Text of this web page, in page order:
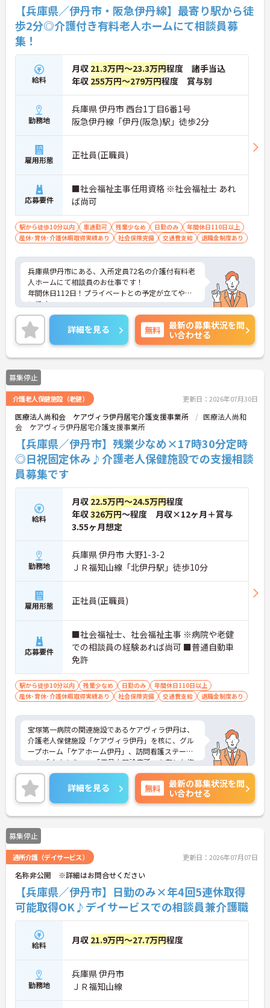
【兵庫県／伊丹市・阪急伊丹線】最寄り駅から徒
歩2分◎介護付き有料老人ホームにて相談員募
集！
給料
月収 21.3万円～23.3万円程度 諸手当込
年収 255万円～279万円程度 賞与別
勤務地
兵庫県 伊丹市 西台1丁目6番1号
阪急伊丹線「伊丹(阪急)駅」徒歩2分
雇用形態 正社員(正職員)
応募要件
■社会福祉主事任用資格 ※社会福祉士 あれ
ば尚可
駅から徒歩10分以内 車通勤可 残業少なめ 日勤のみ
年間休日110日以上
産休･育休･介護休暇取得実績あり
社会保険完備 交通費支給 退職金制度あり
兵庫県伊丹市にある、入所定員72名の介護付有料老
人ホームにて相談員のお仕事です！
年間休日112日！プライベートとの予定が立てやす
いです。
また、最寄り駅から徒歩2分と駅チカですので、通
勤ラクラクです。
ご興味がある方は是非一度マイナビまでお問い合わ
せください！さらに詳細などお伝えします！
詳細を見る 無料
最新の募集状況を問
い合わせる
募集停止
介護老人保健施設（老健） 更新日：2026年07月30日
医療法人尚和会 ケアヴィラ伊丹居宅介護支援事業所
医療法人尚和
会 ケアヴィラ伊丹居宅介護支援事業所
【兵庫県／伊丹市】残業少なめ×17時30分定時
◎日祝固定休み♪介護老人保健施設での支援相談
員募集です
給料
月収 22.5万円～24.5万円程度
年収326万円～程度 月収×12ヶ月＋賞与
3.55ヶ月想定
勤務地
兵庫県 伊丹市 大野1-3-2
ＪＲ福知山線「北伊丹駅」徒歩10分
雇用形態 正社員(正職員)
応募要件
■社会福祉士、社会福祉主事 ※病院や老健
での相談員の経験あれば尚可 ■普通自動車
免許
駅から徒歩10分以内 残業少なめ 日勤のみ
年間休日110日以上
産休･育休･介護休暇取得実績あり
社会保険完備 交通費支給 退職金制度あり
宝塚第一病院の関連施設であるケアヴィラ伊丹は、
介護老人保健施設「ケアヴィラ伊丹」を核に、グル
ープホーム「ケアホーム伊丹」、訪問看護ステーシ
ョン「くすのき」、「伊丹大野診療所」を有した複
合型の施設です。「であい、ふれあい、えがおの
輪」をモットーに、人としてのご縁を大切に、スタ
ッフ一同、笑顔の広がる心暖かい介護を目指し、く
つろぎの環境づくりに取り組んでいます。
ご興味ある方には、面接対策ポイントなど、さらに
詳細をお話しいたしますのでお気軽にご相談くださ
い！
詳細を見る 無料
最新の募集状況を問
い合わせる
募集停止
通所介護（デイサービス） 更新日：2026年07月07日
名称非公開 ※詳細はお問合せください
【兵庫県／伊丹市】日勤のみ×年4回5連休取得
可能取得OK♪デイサービスでの相談員兼介護職
給料 月収 21.9万円～27.7万円程度
勤務地
兵庫県 伊丹市
ＪＲ福知山線